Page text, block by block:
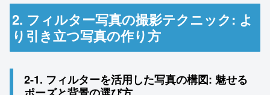
2. フィルター写真の撮影テクニック: よ
り引き立つ写真の作り方
2-1. フィルターを活用した写真の構図: 魅せる